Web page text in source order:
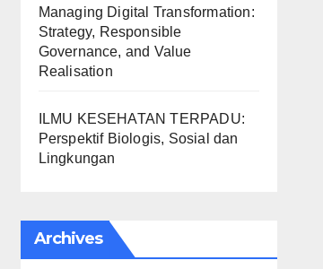
Managing Digital Transformation:
Strategy, Responsible
Governance, and Value
Realisation
ILMU KESEHATAN TERPADU:
Perspektif Biologis, Sosial dan
Lingkungan
Archives